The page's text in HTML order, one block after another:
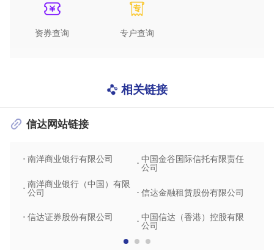
资券查询 专户查询
相关链接
信达网站链接
南洋商业银行有限公司
南洋商业银行（中国）有限
公司
信达证券股份有限公司
中国金谷国际信托有限责任
公司
信达金融租赁股份有限公司
中国信达（香港）控股有限
公司